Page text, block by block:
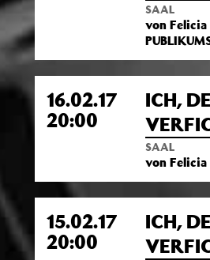
SAAL
von
16.02.17
20:00
ICH,
SAAL
von
15.02.17
20:00
ICH,